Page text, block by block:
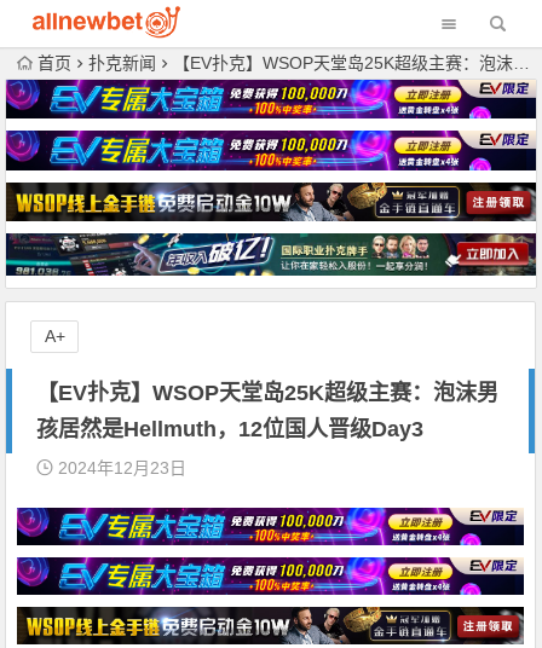
首页 扑克新闻 【EV扑克】WSOP天堂岛25K超级主赛：泡沫男孩居然是Hellmuth，12位国人晋级Day3
【EV扑克】WSOP天堂岛25K超级主赛：泡沫男
孩居然是Hellmuth，12位国人晋级Day3
2024年12月23日
A+